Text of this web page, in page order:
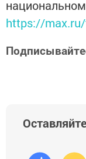
https://